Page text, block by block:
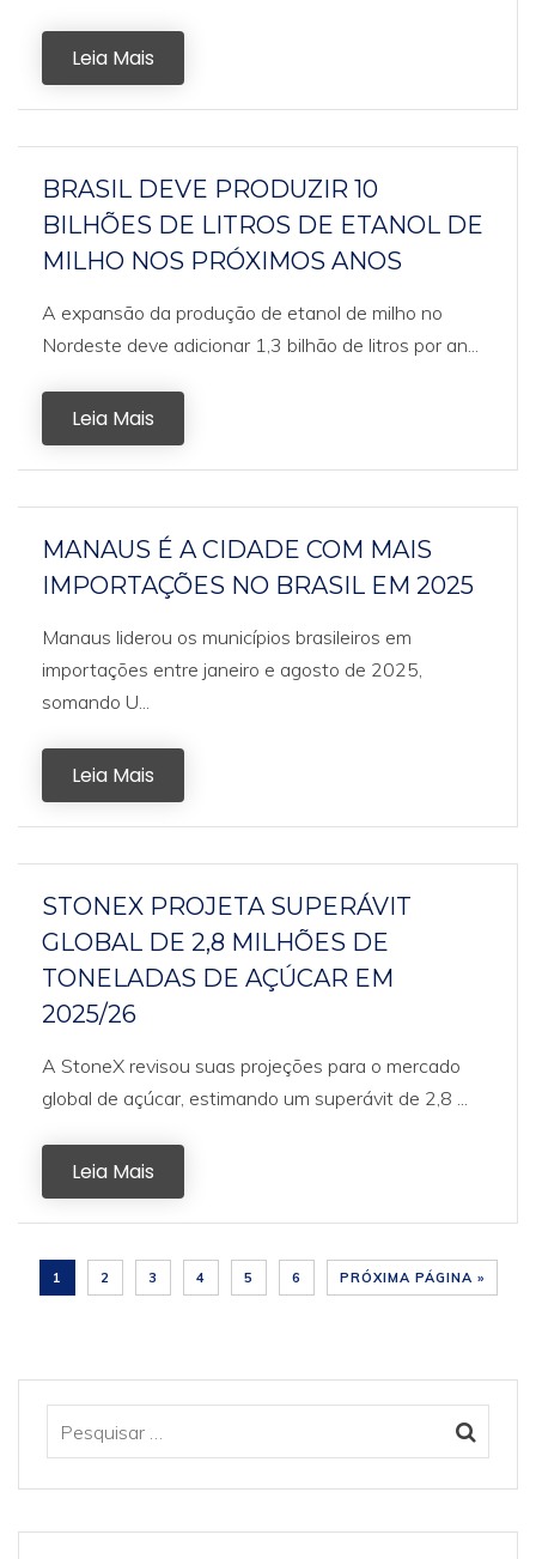
Leia Mais
BRASIL DEVE PRODUZIR 10
BILHÕES DE LITROS DE ETANOL DE
MILHO NOS PRÓXIMOS ANOS
A expansão da produção de etanol de milho no
Nordeste deve adicionar 1,3 bilhão de litros por an...
Leia Mais
MANAUS É A CIDADE COM MAIS
IMPORTAÇÕES NO BRASIL EM 2025
Manaus liderou os municípios brasileiros em
importações entre janeiro e agosto de 2025,
somando U...
Leia Mais
STONEX PROJETA SUPERÁVIT
GLOBAL DE 2,8 MILHÕES DE
TONELADAS DE AÇÚCAR EM
2025/26
A StoneX revisou suas projeções para o mercado
global de açúcar, estimando um superávit de 2,8 ...
Leia Mais
1 2 3 4 5 6 PRÓXIMA PÁGINA »